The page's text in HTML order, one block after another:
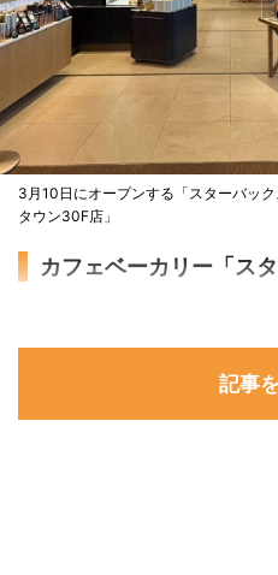
3月10日にオープンする「スターバッ
タウン30F店」
カフェベーカリー「ス
記事